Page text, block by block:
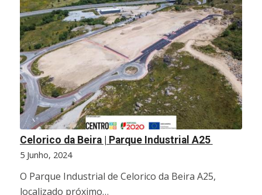
Celorico da Beira | Parque Industrial A25
5 Junho, 2024
O Parque Industrial de Celorico da Beira A25,
localizado próximo…